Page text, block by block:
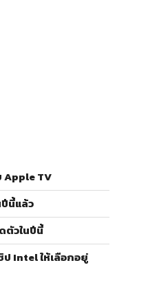
Apple TV
ปีนี้แล้ว
ตัวในปีนี้
ป Intel ให้เลือกอยู่